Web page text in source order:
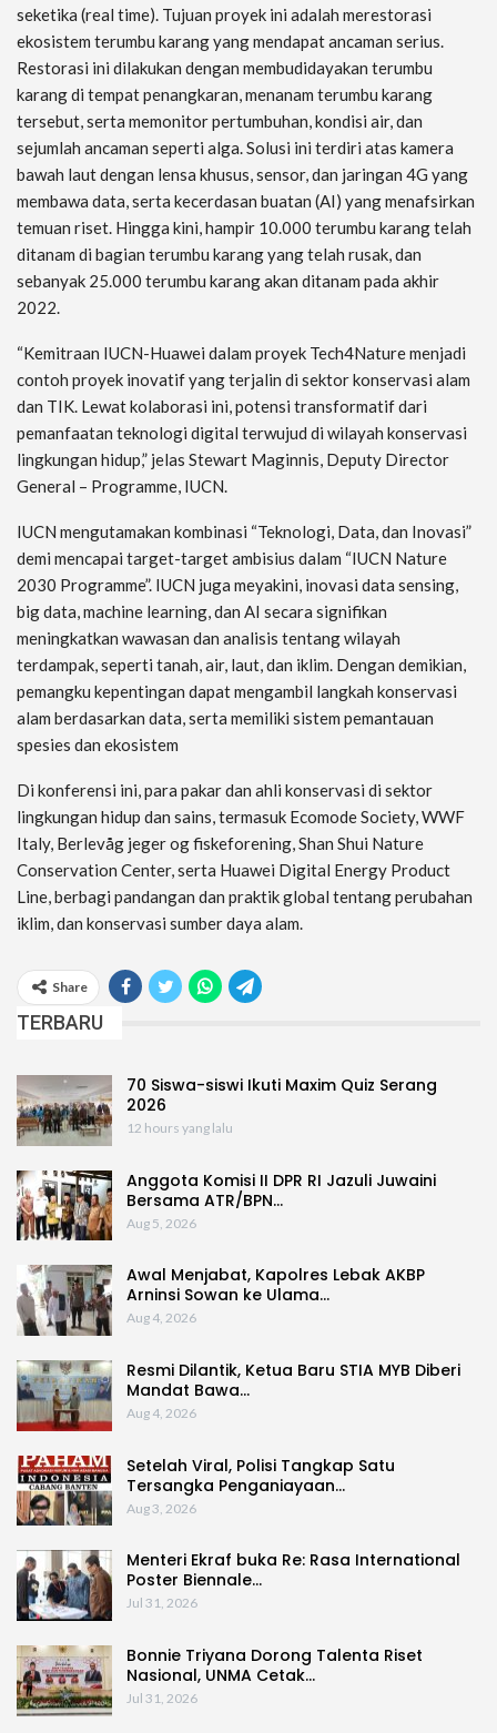
seketika (real time). Tujuan proyek ini adalah merestorasi
ekosistem terumbu karang yang mendapat ancaman serius.
Restorasi ini dilakukan dengan membudidayakan terumbu
karang di tempat penangkaran, menanam terumbu karang
tersebut, serta memonitor pertumbuhan, kondisi air, dan
sejumlah ancaman seperti alga. Solusi ini terdiri atas kamera
bawah laut dengan lensa khusus, sensor, dan jaringan 4G yang
membawa data, serta kecerdasan buatan (AI) yang menafsirkan
temuan riset. Hingga kini, hampir 10.000 terumbu karang telah
ditanam di bagian terumbu karang yang telah rusak, dan
sebanyak 25.000 terumbu karang akan ditanam pada akhir
2022.
“Kemitraan IUCN-Huawei dalam proyek Tech4Nature menjadi
contoh proyek inovatif yang terjalin di sektor konservasi alam
dan TIK. Lewat kolaborasi ini, potensi transformatif dari
pemanfaatan teknologi digital terwujud di wilayah konservasi
lingkungan hidup,” jelas Stewart Maginnis, Deputy Director
General – Programme, IUCN.
IUCN mengutamakan kombinasi “Teknologi, Data, dan Inovasi”
demi mencapai target-target ambisius dalam “IUCN Nature
2030 Programme”. IUCN juga meyakini, inovasi data sensing,
big data, machine learning, dan AI secara signifikan
meningkatkan wawasan dan analisis tentang wilayah
terdampak, seperti tanah, air, laut, dan iklim. Dengan demikian,
pemangku kepentingan dapat mengambil langkah konservasi
alam berdasarkan data, serta memiliki sistem pemantauan
spesies dan ekosistem
Di konferensi ini, para pakar dan ahli konservasi di sektor
lingkungan hidup dan sains, termasuk Ecomode Society, WWF
Italy, Berlevåg jeger og fiskeforening, Shan Shui Nature
Conservation Center, serta Huawei Digital Energy Product
Line, berbagi pandangan dan praktik global tentang perubahan
iklim, dan konservasi sumber daya alam.
Share
TERBARU
70 Siswa-siswi Ikuti Maxim Quiz Serang
2026
12 hours yang lalu
Anggota Komisi II DPR RI Jazuli Juwaini
Bersama ATR/BPN…
Aug 5, 2026
Awal Menjabat, Kapolres Lebak AKBP
Arninsi Sowan ke Ulama…
Aug 4, 2026
Resmi Dilantik, Ketua Baru STIA MYB Diberi
Mandat Bawa…
Aug 4, 2026
Setelah Viral, Polisi Tangkap Satu
Tersangka Penganiayaan…
Aug 3, 2026
Menteri Ekraf buka Re: Rasa International
Poster Biennale…
Jul 31, 2026
Bonnie Triyana Dorong Talenta Riset
Nasional, UNMA Cetak…
Jul 31, 2026